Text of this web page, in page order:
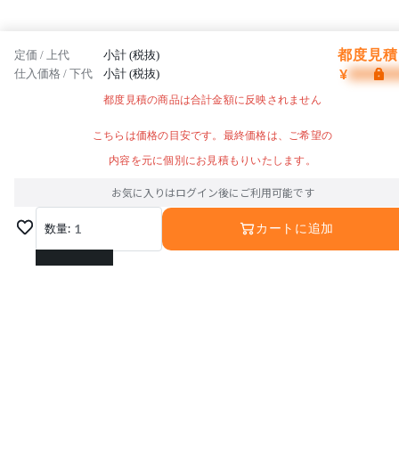
定価 / 上代 小計 (税抜) 都度見
仕入価格 / 下代 小計 (税抜) ¥
都度見積の商品は合計金額に反映されません
こちらは価格の目安です。最終価格は、ご希望の
内容を元に個別にお見積もりいたします。
お気に入りはログイン後にご利用可能です
数量: 1
1
カートに追加